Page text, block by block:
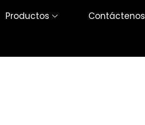
Productos Contáctenos